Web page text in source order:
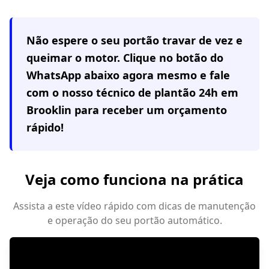
Não espere o seu portão travar de vez e
queimar o motor. Clique no botão do
WhatsApp abaixo agora mesmo e fale
com o nosso técnico de plantão 24h em
Brooklin para receber um orçamento
rápido!
Veja como funciona na prática
Assista a este vídeo rápido com dicas de manutenção
e operação do seu portão automático.